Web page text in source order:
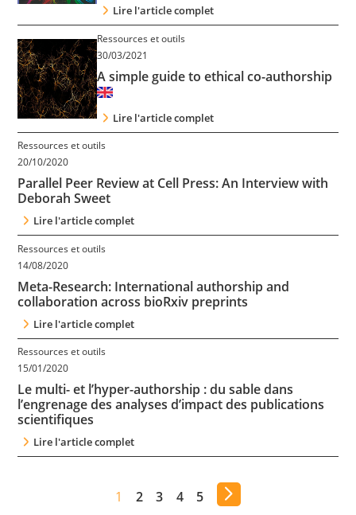
Lire l'article complet
Ressources et outils
30/03/2021
A simple guide to ethical co-authorship
Lire l'article complet
Ressources et outils
20/10/2020
Parallel Peer Review at Cell Press: An Interview with
Deborah Sweet
Lire l'article complet
Ressources et outils
14/08/2020
Meta-Research: International authorship and
collaboration across bioRxiv preprints
Lire l'article complet
Ressources et outils
15/01/2020
Le multi- et l’hyper-authorship : du sable dans
l’engrenage des analyses d’impact des publications
scientifiques
Lire l'article complet
1 2 3 4 5